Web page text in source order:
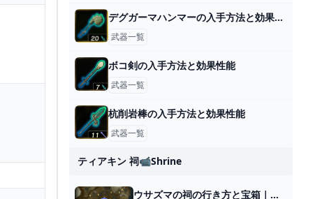
デグガーマハンマーの入手方法と効果性能
武器一覧
ボコ剣の入手方法と効果性能
武器一覧
杭削岩棒の入手方法と効果性能
武器一覧
ティアキン 祠📹shrine
ウサズマの祠の行き方と宝箱｜ラウルの祝福